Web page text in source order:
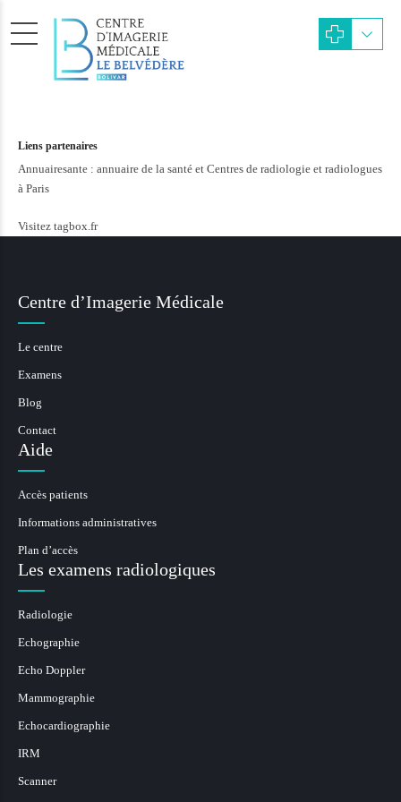
Liens partenaires
Annuairesante : annuaire de la santé et Centres de radiologie et radiologues
à Paris
Visitez tagbox.fr
Centre d’Imagerie Médicale
Le centre
Examens
Blog
Contact
Aide
Accès patients
Informations administratives
Plan d’accès
Les examens radiologiques
Radiologie
Echographie
Echo Doppler
Mammographie
Echocardiographie
IRM
Scanner